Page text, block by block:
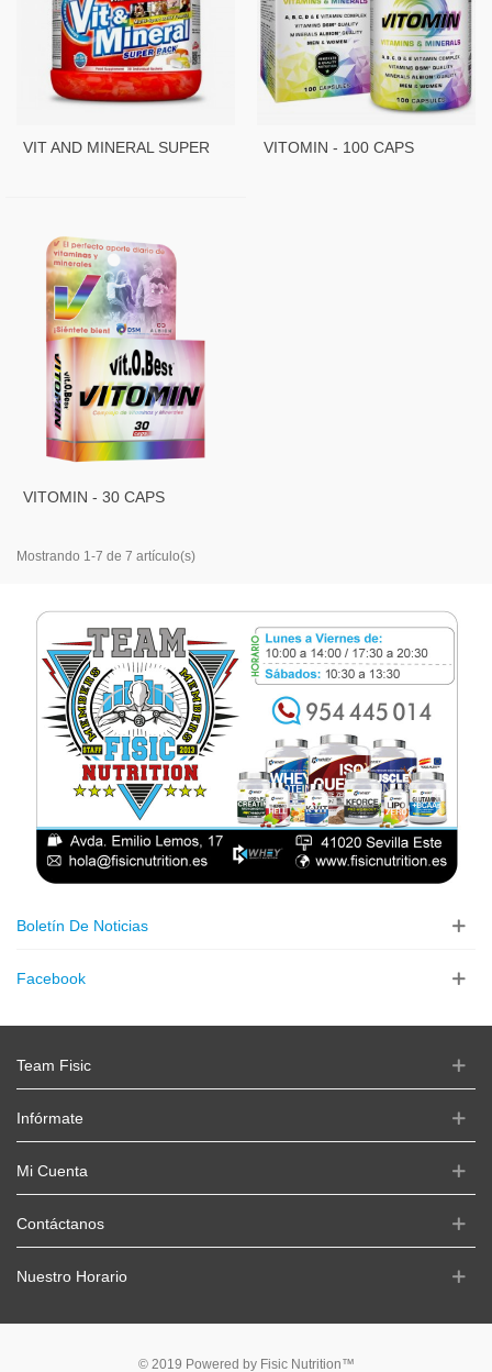
VIT AND MINERAL SUPER
VITOMIN - 100 CAPS
VITOMIN - 30 CAPS
Mostrando 1-7 de 7 artículo(s)
Boletín De Noticias
Facebook
Team Fisic
Infórmate
Mi Cuenta
Contáctanos
Nuestro Horario
© 2019 Powered by Fisic Nutrition™